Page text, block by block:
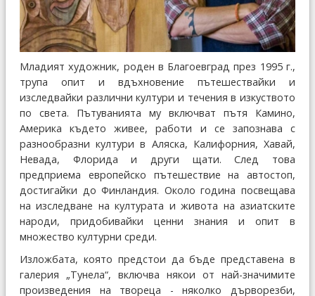
Младият художник, роден в Благоевград през 1995 г.,
трупа опит и вдъхновение пътешествайки и
изследвайки различни култури и течения в изкуството
по света. Пътуванията му включват пътя Камино,
Америка където живее, работи и се запознава с
разнообразни култури в Аляска, Калифорния, Хавай,
Невада, Флорида и други щати. След това
предприема европейско пътешествие на автостоп,
достигайки до Финландия. Около година посвещава
на изследване на културата и живота на азиатските
народи, придобивайки ценни знания и опит в
множество културни среди.
Изложбата, която предстои да бъде представена в
галерия „Тунела“, включва някои от най-значимите
произведения на твореца - няколко дърворезби,